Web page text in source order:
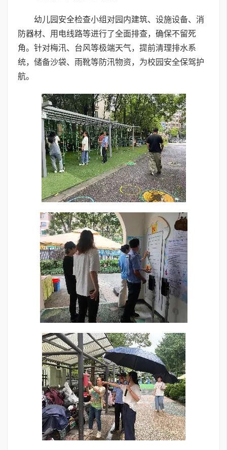
幼儿园安全检查小组对园内建筑、设施设备、消
防器材、用电线路等进行了全面排查，确保不留死
角。针对梅汛、台风等极端天气，提前清理排水系
统，储备沙袋、雨靴等防汛物资，为校园安全保驾护
航。